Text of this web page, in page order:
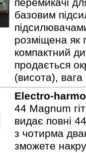
перемикачі
базовим
розміщена як
компактний
продається
(висота), вага
Electro-
44 Magnum
видає повні
з чотирма
зможете